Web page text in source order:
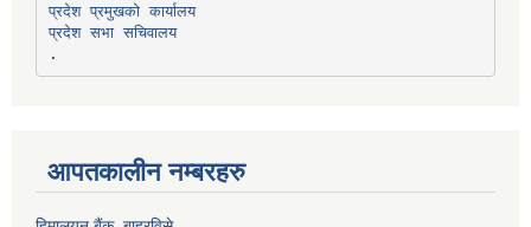
प्रदेश प्रमुखको कार्यालय
प्रदेश सभा सचिवालय
आपतकालीन नम्बरहरु